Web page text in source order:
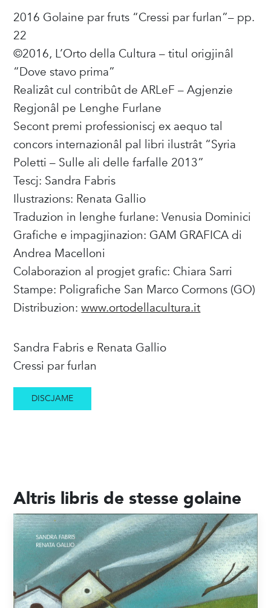
2016 Golaine par fruts “Cressi par furlan”– pp.
22
©2016, L’Orto della Cultura – titul origjinâl
“Dove stavo prima”
Realizât cul contribût de ARLeF – Agjenzie
Regjonâl pe Lenghe Furlane
Secont premi professioniscj ex aequo tal
concors internazionâl pal libri ilustrât “Syria
Poletti – Sulle ali delle farfalle 2013”
Tescj: Sandra Fabris
Ilustrazions: Renata Gallio
Traduzion in lenghe furlane: Venusia Dominici
Grafiche e impagjinazion: GAM GRAFICA di
Andrea Macelloni
Colaborazion al progjet grafic: Chiara Sarri
Stampe: Poligrafiche San Marco Cormons (GO)
Distribuzion:www.ortodellacultura.it
Sandra Fabris e Renata Gallio
Cressi par furlan
DISCJAME
Altris libris de stesse golaine